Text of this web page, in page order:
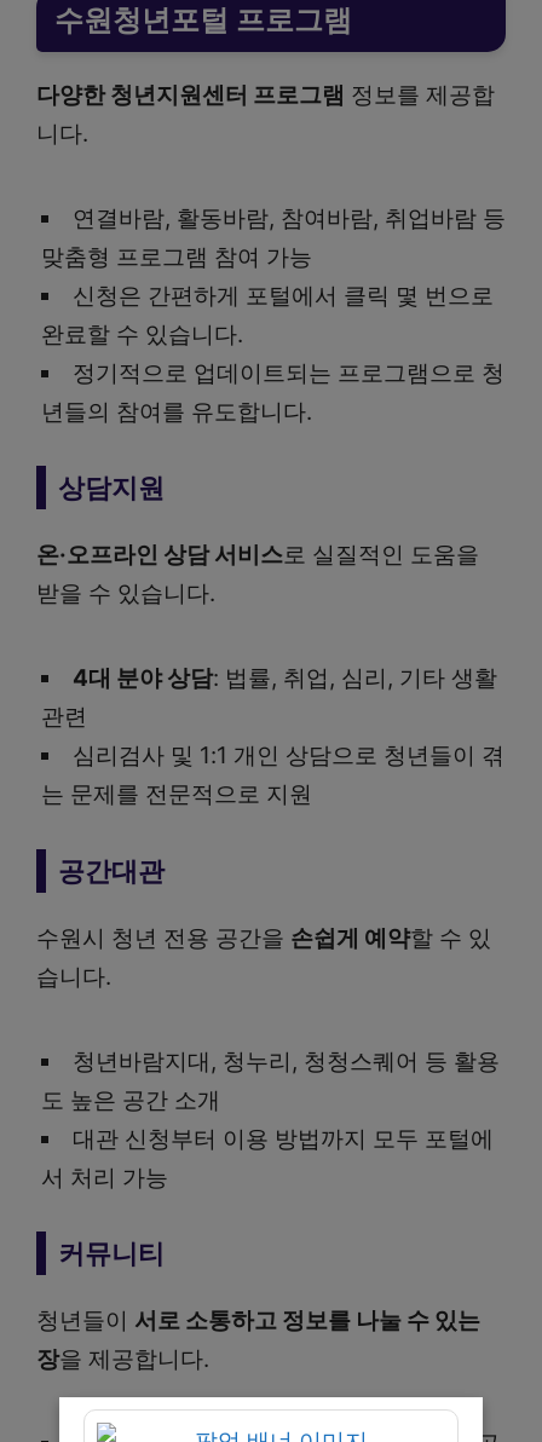
수원청년포털 프로그램
다양한 청년지원센터 프로그램 정보를 제공합
니다.
연결바람, 활동바람, 참여바람, 취업바람 등
맞춤형 프로그램 참여 가능
신청은 간편하게 포털에서 클릭 몇 번으로
완료할 수 있습니다.
정기적으로 업데이트되는 프로그램으로 청
년들의 참여를 유도합니다.
상담지원
온·오프라인 상담 서비스로 실질적인 도움을
받을 수 있습니다.
4대 분야 상담: 법률, 취업, 심리, 기타 생활
관련
심리검사 및 1:1 개인 상담으로 청년들이 겪
는 문제를 전문적으로 지원
공간대관
수원시 청년 전용 공간을 손쉽게 예약할 수 있
습니다.
청년바람지대, 청누리, 청청스퀘어 등 활용
도 높은 공간 소개
대관 신청부터 이용 방법까지 모두 포털에
서 처리 가능
커뮤니티
청년들이 서로 소통하고 정보를 나눌 수 있는
장을 제공합니다.